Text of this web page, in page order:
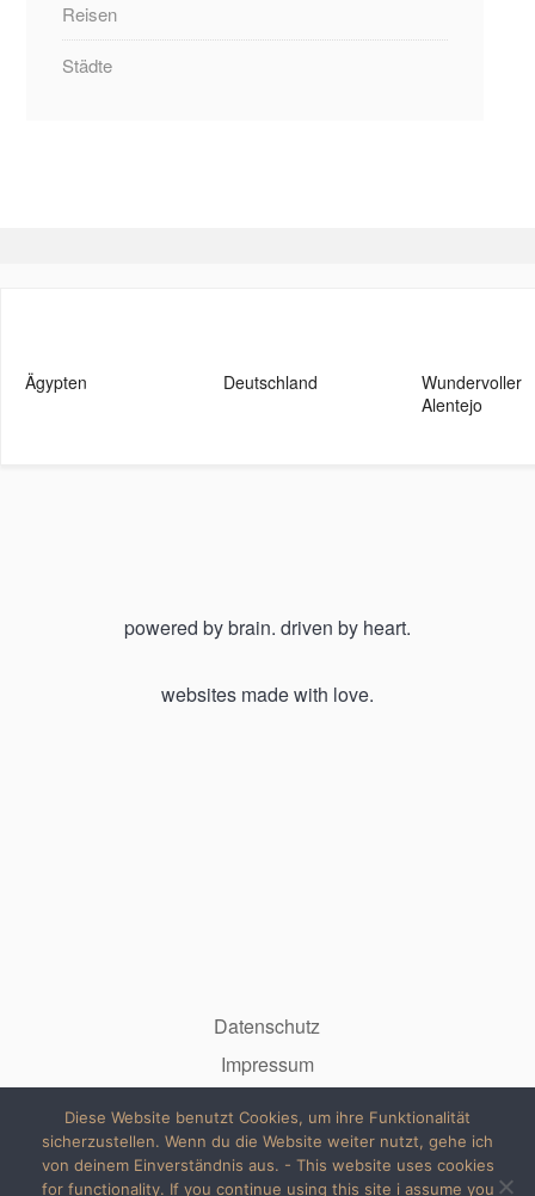
Reisen
Städte
Ägypten Deutschland
Wundervoller
Alentejo
powered by brain. driven by heart.
websites made with love.
Datenschutz
Impressum
Diese Website benutzt Cookies, um ihre Funktionalität
sicherzustellen. Wenn du die Website weiter nutzt, gehe ich
von deinem Einverständnis aus. - This website uses cookies
for functionality. If you continue using this site i assume you